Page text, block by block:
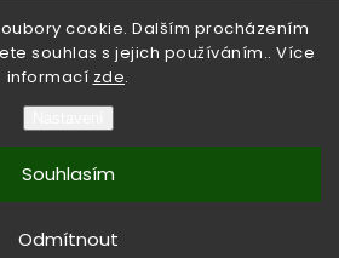
cookie. Dalším procházením
souhlas s jejich používáním.. Více
informací zde.
Odmítnout
Souhlasím
Vytvořil Shoptet
. Všechna práva vyhrazena.
Shoptet| Design